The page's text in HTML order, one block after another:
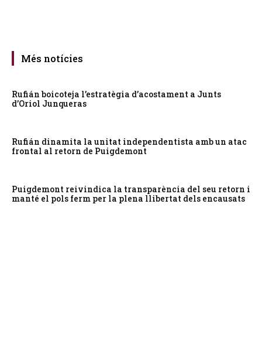
Més notícies
Rufián boicoteja l’estratègia d’acostament a Junts
d’Oriol Junqueras
Rufián dinamita la unitat independentista amb un atac
frontal al retorn de Puigdemont
Puigdemont reivindica la transparència del seu retorn i
manté el pols ferm per la plena llibertat dels encausats